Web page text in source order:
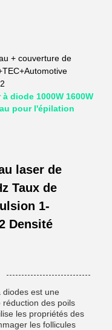
+ couverture de
diode 1000W 1600W
pour l'épilation
laser de
Taux de
1-
Densité
diodes est une
des poils
les propriétés des
les follicules